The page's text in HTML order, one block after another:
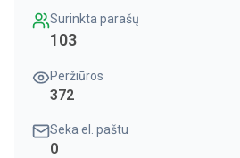
Surinkta parašų
103
Peržiūros
372
Seka el. paštu
0